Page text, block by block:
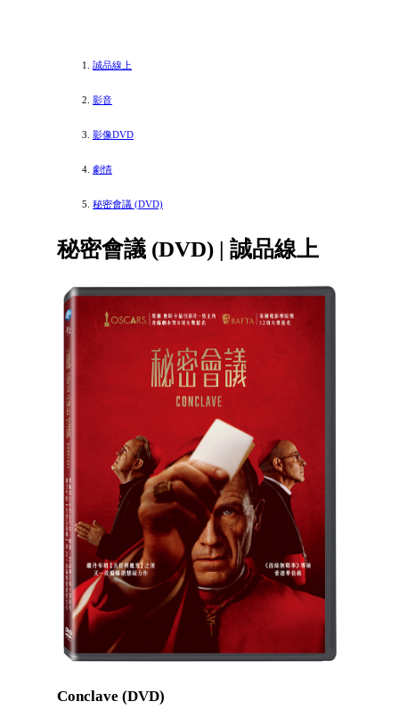
誠品線上
影音
影像DVD
劇情
秘密會議 (DVD)
秘密會議 (DVD) | 誠品線上
Conclave (DVD)